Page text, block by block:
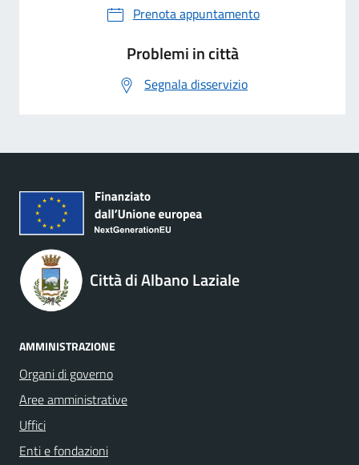
Prenota appuntamento
Problemi in città
Segnala disservizio
Città di Albano Laziale
AMMINISTRAZIONE
Organi di governo
Aree amministrative
Uffici
Enti e fondazioni